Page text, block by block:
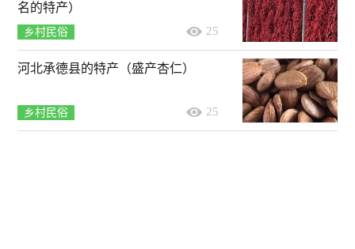
名的特产）
乡村民俗 25
河北承德县的特产（盛产杏仁）
乡村民俗 25